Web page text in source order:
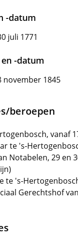
-datum
juli 1771
-datum
november 1845
beroepen
vanaf
te 's-
Notabelen, 29 en
te 's-
Gerechtshof